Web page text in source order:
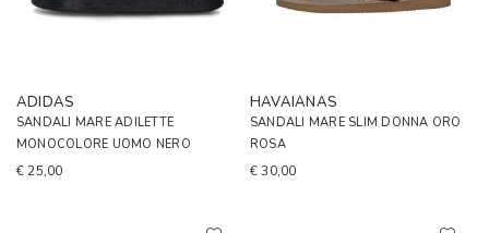
ADIDAS
SANDALI MARE ADILETTE
MONOCOLORE UOMO NERO
€ 25,00
HAVAIANAS
SANDALI MARE SLIM DONNA ORO
ROSA
€ 30,00